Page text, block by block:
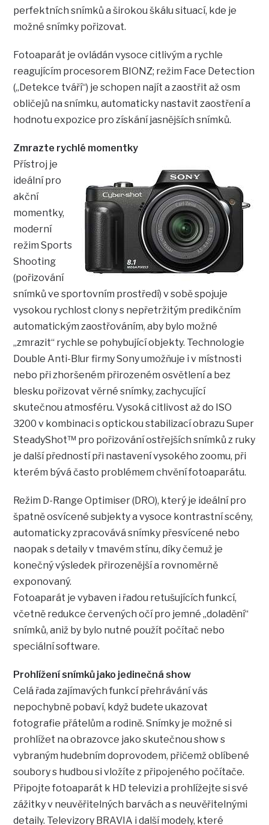
perfektních snímků a širokou škálu situací, kde je
možné snímky pořizovat.
Fotoaparát je ovládán vysoce citlivým a rychle
reagujícím procesorem BIONZ; režim Face Detection
(„Detekce tváří“) je schopen najít a zaostřit až osm
obličejů na snímku, automaticky nastavit zaostření a
hodnotu expozice pro získání jasnějších snímků.
Zmrazte rychlé momentky
Přístroj je
ideální pro
akční
momentky,
moderní
režim Sports
Shooting
(pořizování
snímků ve sportovním prostředí) v sobě spojuje
vysokou rychlost clony s nepřetržitým predikčním
automatickým zaostřováním, aby bylo možné
„zmrazit“ rychle se pohybující objekty. Technologie
Double Anti-Blur firmy Sony umožňuje i v místnosti
nebo při zhoršeném přirozeném osvětlení a bez
blesku pořizovat věrné snímky, zachycující
skutečnou atmosféru. Vysoká citlivost až do ISO
3200 v kombinaci s optickou stabilizací obrazu Super
SteadyShot™ pro pořizování ostřejších snímků z ruky
je další předností při nastavení vysokého zoomu, při
kterém bývá často problémem chvění fotoaparátu.
Režim D-Range Optimiser (DRO), který je ideální pro
špatně osvícené subjekty a vysoce kontrastní scény,
automaticky zpracovává snímky přesvícené nebo
naopak s detaily v tmavém stínu, díky čemuž je
konečný výsledek přirozenější a rovnoměrně
exponovaný.
Fotoaparát je vybaven i řadou retušujících funkcí,
včetně redukce červených očí pro jemné „doladění“
snímků, aniž by bylo nutné použít počítač nebo
speciální software.
Prohlížení snímků jako jedinečná show
Celá řada zajímavých funkcí přehrávání vás
nepochybně pobaví, když budete ukazovat
fotografie přátelům a rodině. Snímky je možné si
prohlížet na obrazovce jako skutečnou show s
vybraným hudebním doprovodem, přičemž oblíbené
soubory s hudbou si vložíte z připojeného počítače.
Připojte fotoaparát k HD televizi a prohlížejte si své
zážitky v neuvěřitelných barvách a s neuvěřitelnými
detaily. Televizory BRAVIA i další modely, které